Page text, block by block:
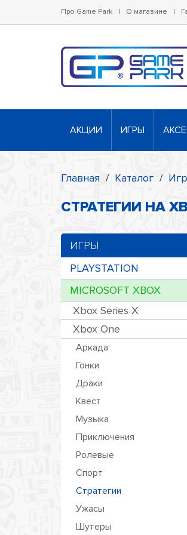
Про Game Park | О магазине |
АКЦИИ ИГРЫ
Главная / Каталог /
СТРАТЕГИИ НА
ИГРЫ
PLAYSTATION
MICROSOFT XBOX
Xbox Series X
Xbox One
Аркада
Гонки
Драки
Квест
Музыка
Приключения
Ролевые
Спорт
Стратегии
Ужасы
Шутеры